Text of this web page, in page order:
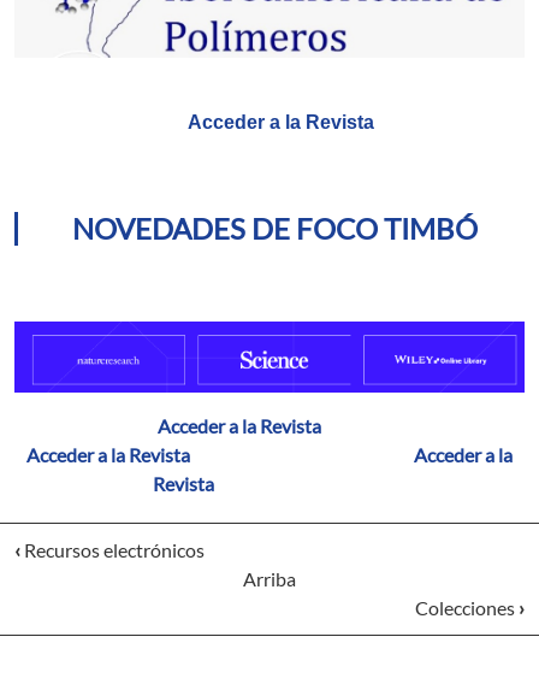
Acceder a la Revista
NOVEDADES DE FOCO TIMBÓ
Acceder a la Revista
Acceder a la Revista
Acceder a la
Revista
‹ Recursos electrónicos
Arriba
Colecciones ›